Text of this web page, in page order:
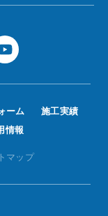
ーム
施工実績
情報
マップ